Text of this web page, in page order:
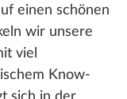
einen schönen
wir unsere
viel
Know-